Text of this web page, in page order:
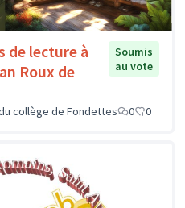
de lecture à
Roux de
Soumis
au vote
collège de Fondettes 0 0